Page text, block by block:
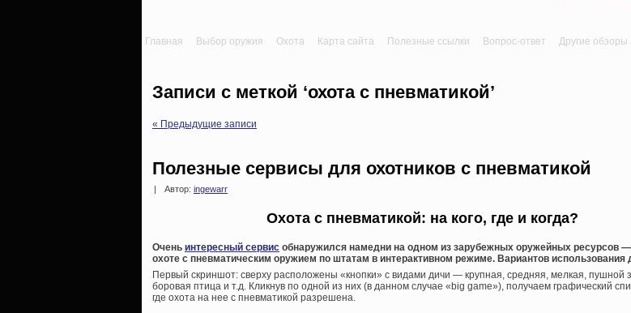
Главная Выбор оружия Охота Карта сайта Полезные ссылки Вопрос-ответ Другие обзоры
Записи с меткой ‘охота с пневматикой’
« Предыдущие записи
Полезные сервисы для охотников с пневматикой
Автор: ingewarr
Охота с пневматикой: на кого, где и когда?
Очень интересный сервис обнаружился намедни на одном из зарубежных оружейных ресурсов
охоте с пневматическим оружием по штатам в интерактивном режиме. Вариантов использования
Первый скриншот: сверху расположены «кнопки» с видами дичи — крупная, средняя, мелкая, пушной
боровая птица и т.д. Кликнув по одной из них (в данном случае «big game»), получаем графический
где охота на нее с пневматикой разрешена.